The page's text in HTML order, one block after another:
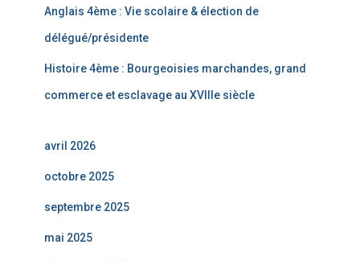
Anglais 4ème : Vie scolaire & élection de
délégué/présidente
Histoire 4ème : Bourgeoisies marchandes, grand
commerce et esclavage au XVIIIe siècle
avril 2026
octobre 2025
septembre 2025
mai 2025